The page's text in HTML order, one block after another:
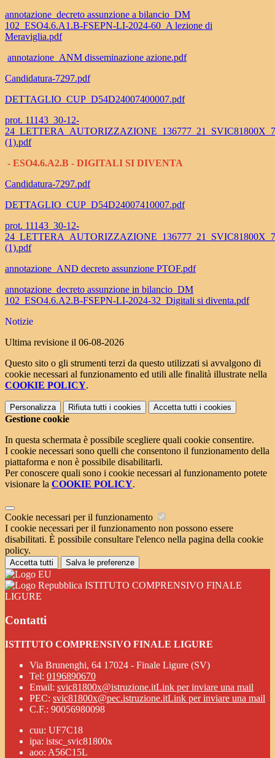
annotazione_decreto assunzione a bilancio_DM
102_ESO4.6.A1.B-FSEPN-LI-2024-60_A lezione di
Meraviglia.pdf
annotazione_ANM disseminazione azione.pdf
Candidatura-7297.pdf
DETTAGLIO_CUP_D54D24007400007.pdf
prot. 11143_30-12-
(1).pdf
- ESO4.6.A2.B - DIGITALI SI DIVENTA
Candidatura-7297.pdf
DETTAGLIO_CUP_D54D24007410007.pdf
prot. 11143_30-12-
(1).pdf
annotazione_AND decreto assunzione PTOF.pdf
annotazione_decreto assunzione in bilancio_DM
102_ESO4.6.A2.B-FSEPN-LI-2024-32_Digitali si diventa.pdf
Notizie
Ultima revisione il 06-08-2026
Questo sito o gli strumenti terzi da questo utilizzati si avvalgono di
cookie necessari al funzionamento ed utili alle finalità illustrate nella
COOKIE POLICY.
Personalizza Rifiuta tutti i cookies Accetta tutti i cookies
Gestione cookie
In questa schermata è possibile scegliere quali cookie consentire.
I cookie necessari sono quelli che consentono il funzionamento della
piattaforma e non è possibile disabilitarli.
Per conoscere quali sono i cookie necessari al funzionamento potete
visionare la COOKIE POLICY.
Cookie necessari per il funzionamento
I cookie necessari per il funzionamento non possono essere
disabilitati. È possibile consultare l'elenco nella pagina della cookie
policy.
Accetta tutti Salva le preferenze
ISTITUTO COMPRENSIVO FINALE
LIGURE
Contatti
ISTITUTO COMPRENSIVO FINALE LIGURE
Via Brunenghi, 64 17024 - Finale Ligure (SV)
Tel: 0196890670
Email: svic81800x@istruzione.itLink per inviare una mail
PEC: svic81800x@pec.istruzione.itLink per inviare una mail
C.F.: 90056980098
cuu: UF7C18
ipa: istsc_svic81800x
aoo: A56C15L